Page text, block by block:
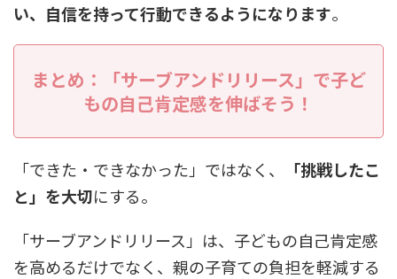
い、自信を持って行動できるようになります。
まとめ：「サーブアンドリリース」で子ど
もの自己肯定感を伸ばそう！
「できた・できなかった」ではなく、
「挑戦したこ
と」を大切にする。
「サーブアンドリリース」は、子どもの自己肯定感
を高めるだけでなく、親の子育ての負担を軽減する